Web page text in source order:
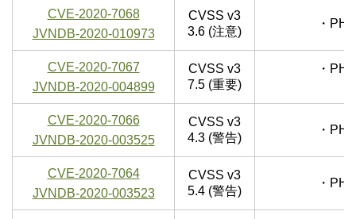
CVE-2020-7068
JVNDB-2020-010973
CVSS v3
3.6 (注意)
・
CVE-2020-7067
JVNDB-2020-004899
CVSS v3
7.5 (重要)
・
CVE-2020-7066
JVNDB-2020-003525
CVSS v3
4.3 (警告)
・
CVE-2020-7064
JVNDB-2020-003523
CVSS v3
5.4 (警告)
・